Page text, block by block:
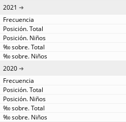
2021
2020